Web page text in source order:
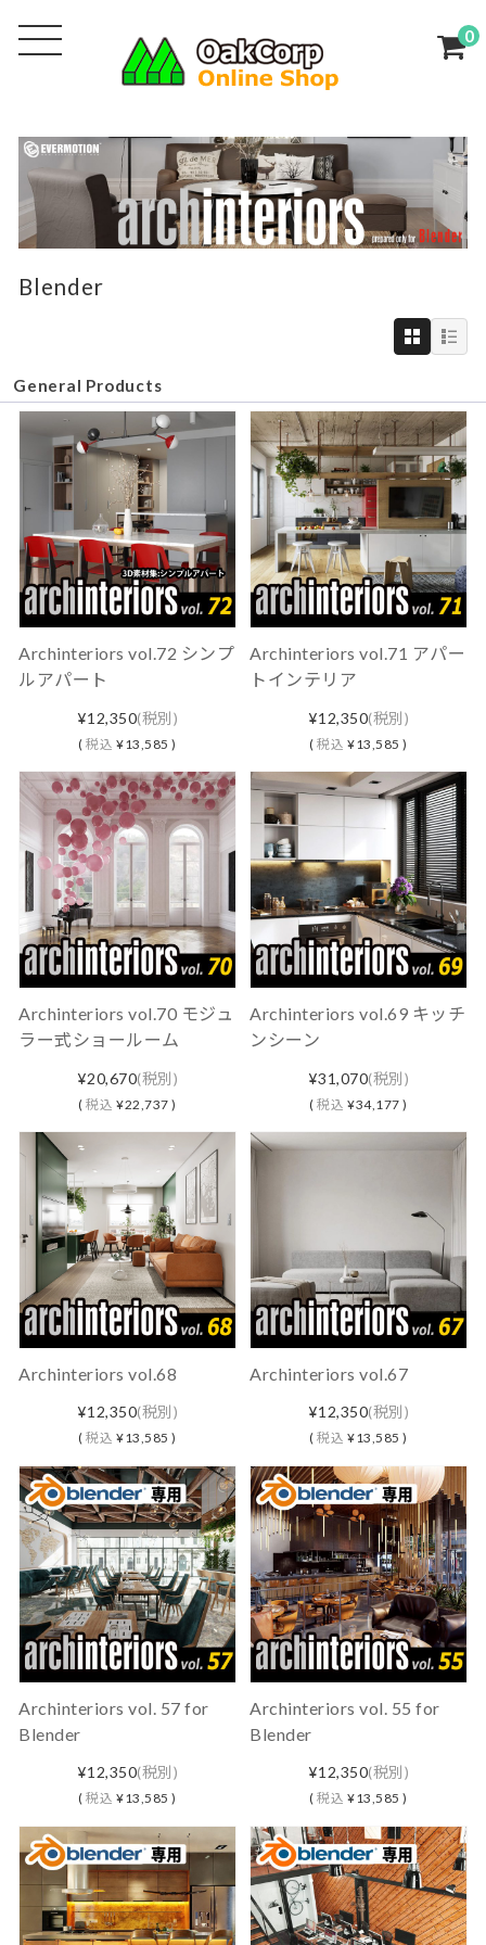
0
Blender
General Products
Archinteriors vol.72 シンプ
ルアパート
¥12,350(税別)
(税込 ¥13,585 )
Archinteriors vol.71 アパー
トインテリア
¥12,350(税別)
(税込 ¥13,585 )
Archinteriors vol.70 モジュ
ラー式ショールーム
¥20,670(税別)
(税込 ¥22,737 )
Archinteriors vol.69 キッチ
ンシーン
¥31,070(税別)
(税込 ¥34,177 )
Archinteriors vol.68
¥12,350(税別)
(税込 ¥13,585 )
Archinteriors vol.67
¥12,350(税別)
(税込 ¥13,585 )
Archinteriors vol. 57 for
Blender
¥12,350(税別)
(税込 ¥13,585 )
Archinteriors vol. 55 for
Blender
¥12,350(税別)
(税込 ¥13,585 )